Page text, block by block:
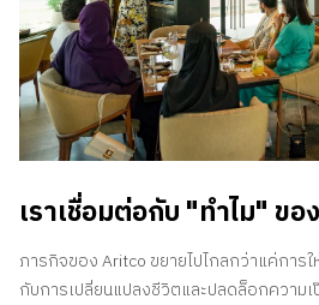
เราเชื่อมต่อกับ "ทําไม" ขอ
ภารกิจของ Aritco ขยายไปไกลกว่าแค่การ
กับการเปลี่ยนแปลงชีวิตและปลดล็อกความเ